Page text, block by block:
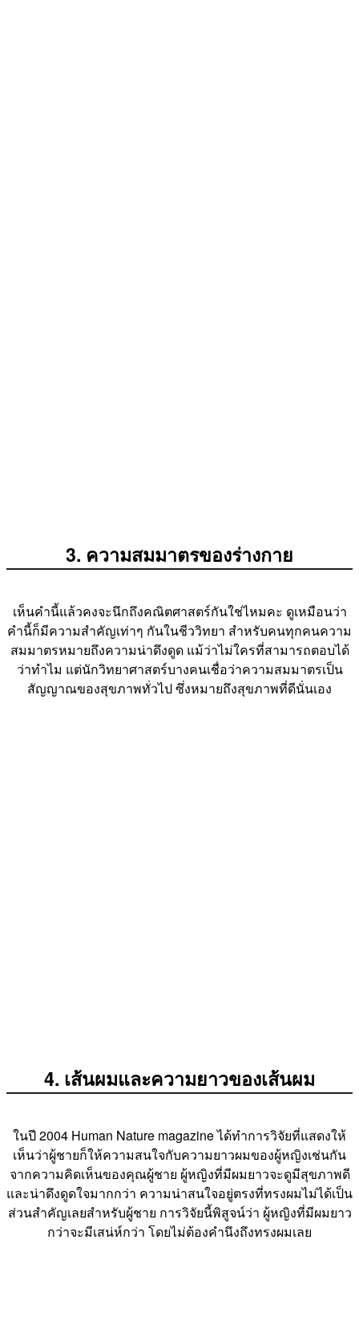
3. ความสมมาตรของร่างกาย
เห็นคำนี้แล้วคงจะนึกถึงคณิตศาสตร์กันใช่ไหมคะ ดูเหมือนว่า
คำนี้ก็มีความสำคัญเท่าๆ กันในชีววิทยา สำหรับคนทุกคนความ
สมมาตรหมายถึงความน่าดึงดูด แม้ว่าไม่ใครที่สามารถตอบได้
ว่าทำไม แต่นักวิทยาศาสตร์บางคนเชื่อว่าความสมมาตรเป็น
สัญญาณของสุขภาพทั่วไป ซึ่งหมายถึงสุขภาพที่ดีนั่นเอง
4. เส้นผมและความยาวของเส้นผม
ในปี 2004 Human Nature magazine ได้ทำการวิจัยที่แสดงให้
เห็นว่าผู้ชายก็ให้ความสนใจกับความยาวผมของผู้หญิงเช่นกัน
จากความคิดเห็นของคุณผู้ชาย ผู้หญิงที่มีผมยาวจะดูมีสุขภาพดี
และน่าดึงดูดใจมากกว่า ความน่าสนใจอยู่ตรงที่ทรงผมไม่ได้เป็น
ส่วนสำคัญเลยสำหรับผู้ชาย การวิจัยนี้พิสูจน์ว่า ผู้หญิงที่มีผมยาว
กว่าจะมีเสน่ห์กว่า โดยไม่ต้องคำนึงถึงทรงผมเลย